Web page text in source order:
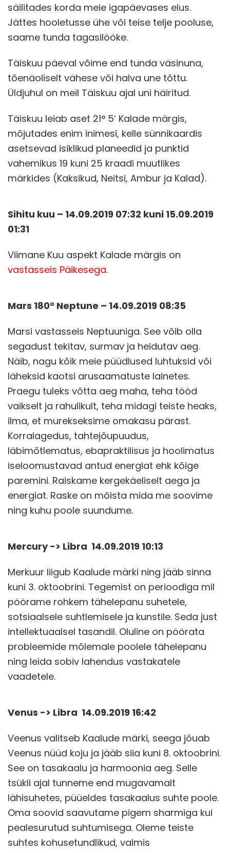
säilitades korda meie igapäevases elus.
Jättes hooletusse ühe või teise telje pooluse,
saame tunda tagasilööke.
Täiskuu päeval võime end tunda väsinuna,
tõenäoliselt vähese või halva une tõttu.
Üldjuhul on meil Täiskuu ajal uni häiritud.
Täiskuu leiab aset 21° 5′ Kalade märgis,
mõjutades enim inimesi, kelle sünnikaardis
asetsevad isiklikud planeedid ja punktid
vahemikus 19 kuni 25 kraadi muutlikes
märkides (Kaksikud, Neitsi, Ambur ja Kalad).
Sihitu kuu – 14.09.2019 07:32 kuni 15.09.2019
01:31
Viimane Kuu aspekt Kalade märgis on
vastasseis Päikesega.
Mars 180° Neptune – 14.09.2019 08:35
Marsi vastasseis Neptuuniga. See võib olla
segadust tekitav, surmav ja heidutav aeg.
Näib, nagu kõik meie püüdlused luhtuksid või
läheksid kaotsi arusaamatuste lainetes.
Praegu tuleks võtta aeg maha, teha tööd
vaikselt ja rahulikult, teha midagi teiste heaks,
ilma, et murekseksime omakasu pärast.
Korralagedus, tahtejõupuudus,
läbimõtlematus, ebapraktilisus ja hoolimatus
iseloomustavad antud energiat ehk kõige
paremini. Raiskame kergekäeliselt aega ja
energiat. Raske on mõista mida me soovime
ning kuhu poole suundume.
Mercury -> Libra 14.09.2019 10:13
Merkuur liigub Kaalude märki ning jääb sinna
kuni 3. oktoobrini. Tegemist on perioodiga mil
pöörame rohkem tähelepanu suhetele,
sotsiaalsele suhtlemisele ja kunstile. Seda just
intellektuaalsel tasandil. Oluline on pöörata
probleemide mõlemale poolele tähelepanu
ning leida sobiv lahendus vastakatele
vaadetele.
Venus -> Libra 14.09.2019 16:42
Veenus valitseb Kaalude märki, seega jõuab
Veenus nüüd koju ja jääb siia kuni 8. oktoobrini.
See on tasakaalu ja harmoonia aeg. Selle
tsükli ajal tunneme end mugavamalt
lähisuhetes, püüeldes tasakaalus suhte poole.
Oma soovid saavutame pigem sharmiga kui
pealesurutud suhtumisega. Oleme teiste
suhtes kohusetundlikud, valmis